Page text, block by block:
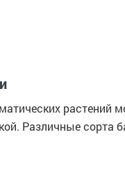
Различные сорта